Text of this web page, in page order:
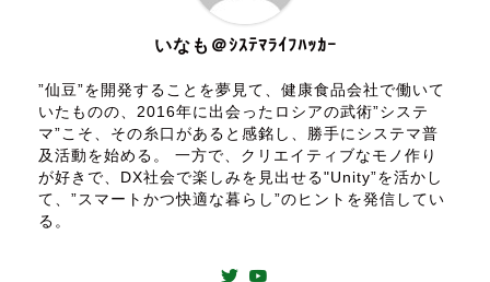
いなも＠ｼｽﾃﾏﾗｲﾌﾊｯｶｰ
”仙豆”を開発することを夢見て、健康食品会社で働いて
いたものの、2016年に出会ったロシアの武術”システ
マ”こそ、その糸口があると感銘し、勝手にシステマ普
及活動を始める。 一方で、クリエイティブなモノ作り
が好きで、DX社会で楽しみを見出せる"Unity”を活かし
て、”スマートかつ快適な暮らし”のヒントを発信してい
る。